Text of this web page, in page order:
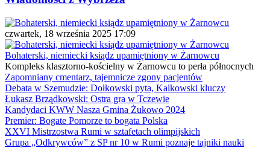
czwartek, 18 września 2025 17:09
Bohaterski, niemiecki ksiądz upamiętniony w Żarnowcu
Kompleks klasztorno-kościelny w Żarnowcu to perła północnych
Zapomniany cmentarz, tajemnicze zgony pacjentów
Debata w Szemudzie: Dołkowski pyta, Kalkowski kluczy
Łukasz Brządkowski: Ostra gra w Tczewie
Kandydaci KWW Nasza Gmina Żukowo 2024
Premier: Bogate Pomorze to bogata Polska
XXVI Mistrzostwa Rumi w sztafetach olimpijskich
Grupa „Odkrywców” z SP nr 10 w Rumi poznaje tajniki nauki